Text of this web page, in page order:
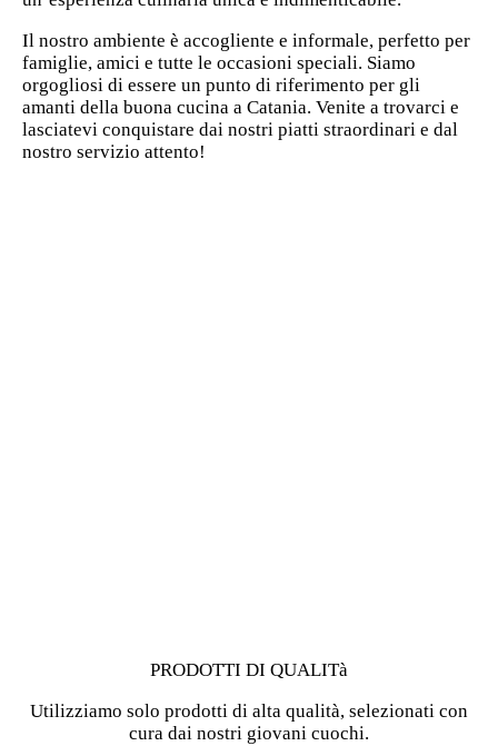
Il nostro ambiente è accogliente e informale, perfetto per
famiglie, amici e tutte le occasioni speciali. Siamo
orgogliosi di essere un punto di riferimento per gli
amanti della buona cucina a Catania. Venite a trovarci e
lasciatevi conquistare dai nostri piatti straordinari e dal
nostro servizio attento!
PRODOTTI DI QUALITà
Utilizziamo solo prodotti di alta qualità, selezionati con
cura dai nostri giovani cuochi.